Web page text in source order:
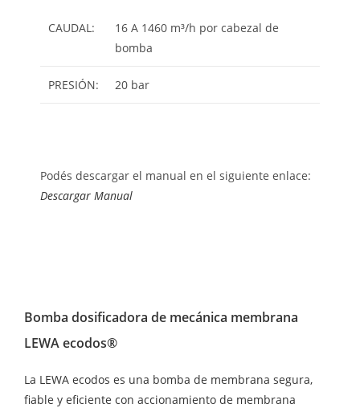
CAUDAL:
16 A 1460 m³/h por cabezal de
bomba
PRESIÓN: 20 bar
Podés descargar el manual en el siguiente enlace:
Descargar Manual
Bomba dosificadora de mecánica membrana
LEWA ecodos®
La LEWA ecodos es una bomba de membrana segura,
fiable y eficiente con accionamiento de membrana